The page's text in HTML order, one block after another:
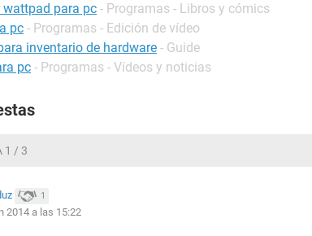
wattpad para pc - Programas - Libros y cómics
pc - Programas - Edición de vídeo
inventario de hardware - Guide
pc - Programas - Vídeos y noticias
1 / 3
1
2014 a las 15:22